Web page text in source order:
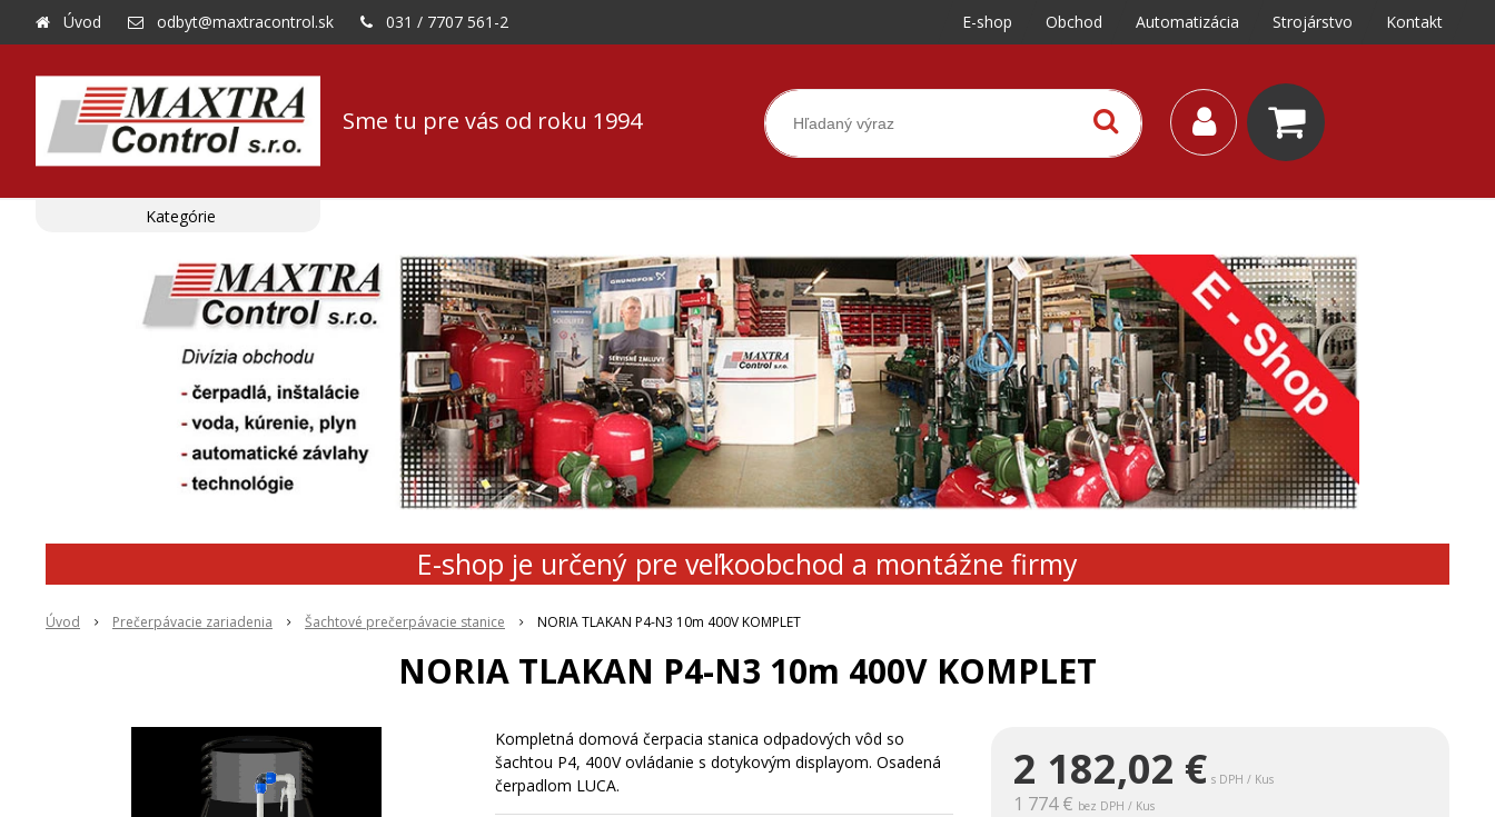
Sme tu pre vás od roku 1994
Úvod odbyt@maxtracontrol.sk 031 / 7707 561-2 E-shop Obchod Automatizácia Strojárstvo Kontakt
E-shop je určený pre veľkoobchod a montážne firmy
Úvod Prečerpávacie zariadenia Šachtové prečerpávacie stanice NORIA TLAKAN P4-N3 10m 400V KOMPLET
NORIA TLAKAN P4-N3 10m 400V KOMPLET
2 182,02 € s DPH / Kus
1 774 € bez DPH / Kus
Kompletná domová čerpacia stanica odpadových vôd so
šachtou P4, 400V ovládanie s dotykovým displayom. Osadená
čerpadlom LUCA.
Kategórie